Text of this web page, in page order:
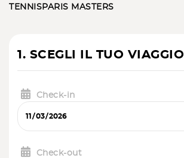
TENNIS PARIS MASTERS
1. SCEGLI IL TUO VIAGGIO
Check-in
Check-out